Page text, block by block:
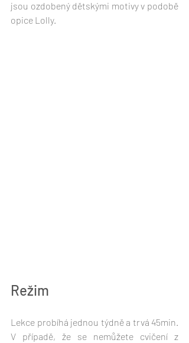
jsou ozdobený dětskými motivy v podobě
opice Lolly.
Režim
Lekce probíhá jednou týdně a trvá 45min.
V případě, že se nemůžete cvičení z